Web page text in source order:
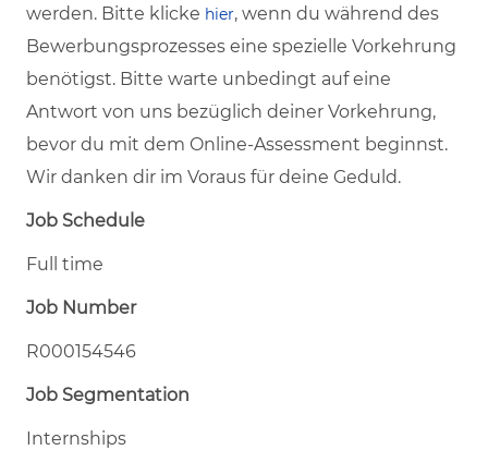
werden. Bitte klicke hier, wenn du während des
Bewerbungsprozesses eine spezielle Vorkehrung
benötigst. Bitte warte unbedingt auf eine
Antwort von uns bezüglich deiner Vorkehrung,
bevor du mit dem Online-Assessment beginnst.
Wir danken dir im Voraus für deine Geduld.
Job Schedule
Full time
Job Number
R000154546
Job Segmentation
Internships